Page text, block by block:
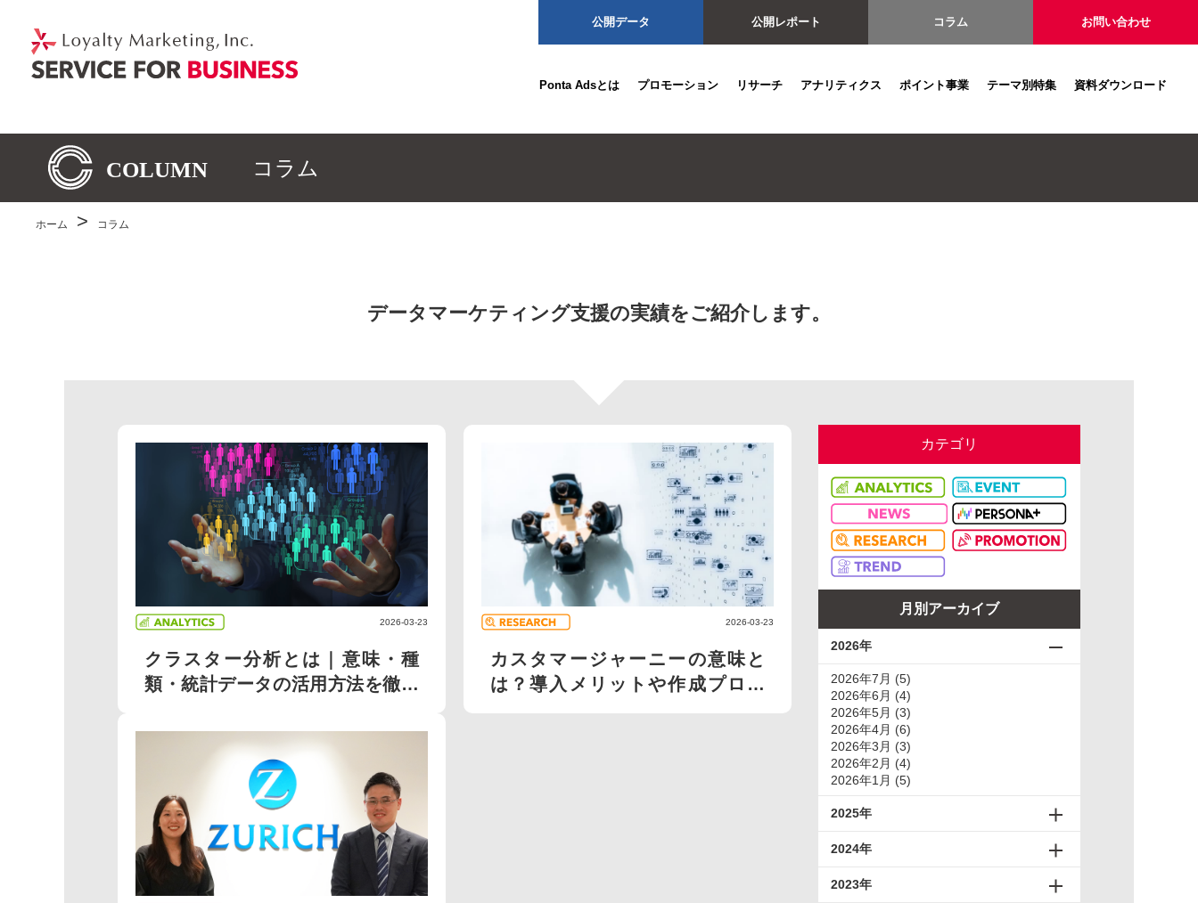
公開データ 公開レポート コラム お問い合わせ
Ponta Adsとは プロモーション リサーチ アナリティクス ポイント事業 テーマ別特集 資料ダウンロード
コラム
ホーム コラム
データマーケティング支援の実績をご紹介します。
2026-03-23
クラスター分析とは｜意味・種
類・統計データの活用方法を徹底
2026-03-23
カスタマージャーニーの意味と
は？導入メリットや作成プロセ
カテゴリ
月別アーカイブ
2026年
2026年7月 (5)
2026年6月 (4)
2026年5月 (3)
2026年4月 (6)
2026年3月 (3)
2026年2月 (4)
2026年1月 (5)
2025年
2024年
2023年